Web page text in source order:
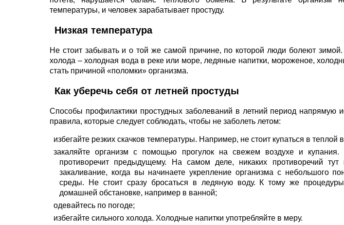
температуры, и человек зарабатывает простуду.
Низкая температура
Не стоит забывать и о той же самой причине, по которой люди болеют зимой.
холода – холодная вода в реке или море, ледяные напитки, мороженое,
стать причиной «поломки» организма.
Как уберечь себя от летней простуды
Способы профилактики простудных заболеваний в летний период напрямую
правила, которые следует соблюдать, чтобы не заболеть летом:
избегайте резких скачков температуры. Например, не стоит купаться в
закаляйте организм с помощью прогулок на свежем воздухе и купания.
противоречит предыдущему. На самом деле, никаких противоречий
закаливание, когда вы начинаете укрепление организма с небольшого
среды. Не стоит сразу бросаться в ледяную воду. К тому же
домашней обстановке, например в ванной;
одевайтесь по погоде;
избегайте сильного холода. Холодные напитки употребляйте в меру.